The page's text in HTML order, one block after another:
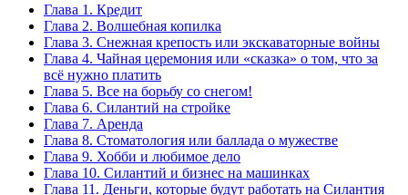
Глава 1. Кредит
Глава 2. Волшебная копилка
Глава 3. Снежная крепость или экскаваторные войны
Глава 4. Чайная церемония или «сказка» о том, что за
всё нужно платить
Глава 5. Все на борьбу со снегом!
Глава 6. Силантий на стройке
Глава 7. Аренда
Глава 8. Стоматология или баллада о мужестве
Глава 9. Хобби и любимое дело
Глава 10. Силантий и бизнес на машинках
Глава 11. Деньги, которые будут работать на Силантия